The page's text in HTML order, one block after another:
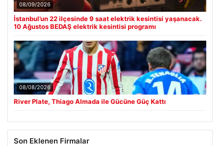
08/09/2026
İstanbul’un 22 ilçesinde 9 saat elektrik kesintisi yaşanacak.
10 Ağustos BEDAŞ elektrik kesintisi programı
08/08/2026
River Plate, Thiago Almada ile Gücüne Güç Kattı
Son Eklenen Firmalar